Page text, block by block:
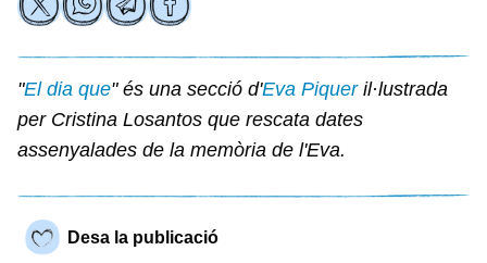
"El dia que" és una secció d'Eva Piqueril·lustrada
per Cristina Losantos que rescata dates
assenyalades de la memòria de l'Eva.
Desa la publicació